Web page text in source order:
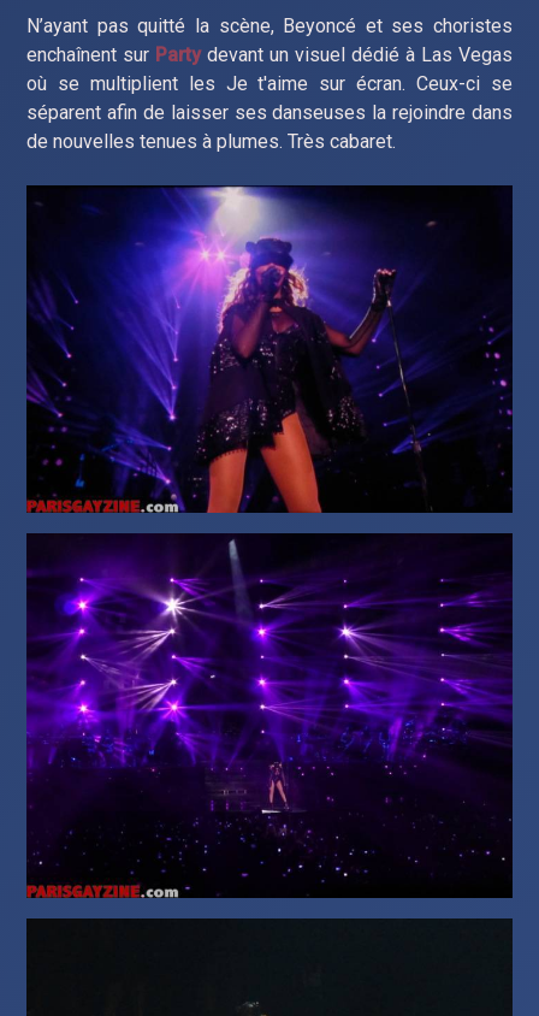
N’ayant pas quitté la scène, Beyoncé et ses choristes
enchaînent sur Partydevant un visuel dédié à Las Vegas
où se multiplient les Je t'aime sur écran. Ceux-ci se
séparent afin de laisser ses danseuses la rejoindre dans
de nouvelles tenues à plumes. Très cabaret.